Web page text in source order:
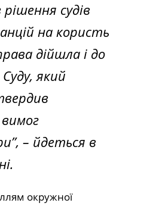
судів
на користь
дійшла і до
який
– йдеться в
окружної